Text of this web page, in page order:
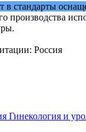
в стандарты
производства
Гинекология и